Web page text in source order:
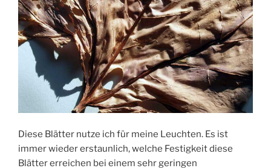
Diese Blätter nutze ich für meine Leuchten. Es ist
immer wieder erstaunlich, welche Festigkeit diese
Blätter erreichen bei einem sehr geringen